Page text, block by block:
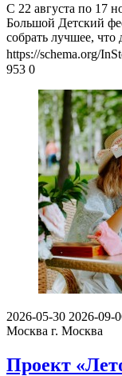
С 22 августа по 17
Большой Детский
собрать лучшее, что
https://schema.org/
953 0
2026-05-30 2026-09-
Москва г. Москва
Проект